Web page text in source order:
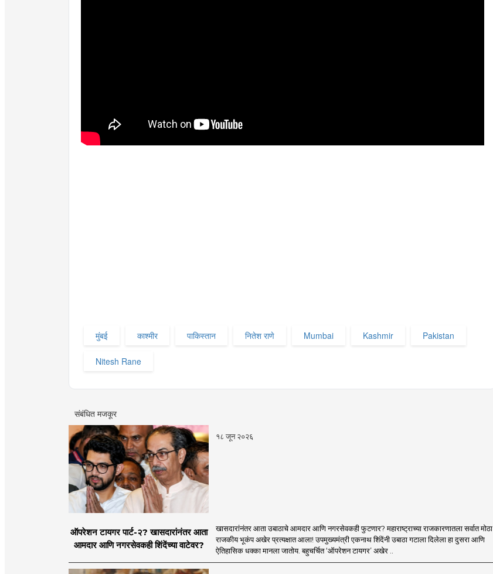
मुंबई काश्मीर पाकिस्तान नितेश राणे Mumbai Kashmir Pakistan
Nitesh Rane
संबंधित मजकूर
१८ जून २०२६
ऑपरेशन टायगर पार्ट-२? खासदारांनंतर आता
आमदार आणि नगरसेवकही शिंदेंच्या वाटेवर?
खासदारांनंतर आता उबाठाचे आमदार आणि नगरसेवकही फुटणार? महाराष्ट्राच्या राजकारणातला सर्वात मोठा
राजकीय भूकंप अखेर प्रत्यक्षात आला! उपमुख्यमंत्री एकनाथ शिंदेंनी उबाठा गटाला दिलेला हा दुसरा आणि
ऐतिहासिक धक्का मानला जातोय. बहुचर्चित ‘ऑपरेशन टायगर’ अखेर ..